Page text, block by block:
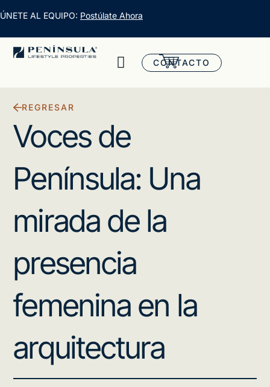
ÚNETE AL EQUIPO: Postúlate Ahora
CONTACTO
REGRESAR
Voces de
Península: Una
mirada de la
presencia
femenina en la
arquitectura